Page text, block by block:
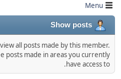
Menu
Show posts
all posts made by this member.
posts made in areas you currently
have access to.